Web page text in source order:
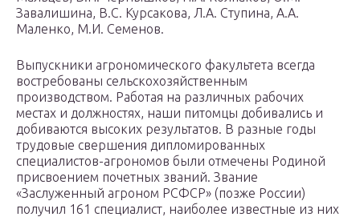
Завалишина, В.С. Курсакова, Л.А. Ступина, А.А.
Маленко, М.И. Семенов.
Выпускники агрономического факультета всегда
востребованы сельскохозяйственным
производством. Работая на различных рабочих
местах и должностях, наши питомцы добивались и
добиваются высоких результатов. В разные годы
трудовые свершения дипломированных
специалистов-агрономов были отмечены Родиной
присвоением почетных званий. Звание
«Заслуженный агроном РСФСР» (позже России)
получил 161 специалист, наиболее известные из них